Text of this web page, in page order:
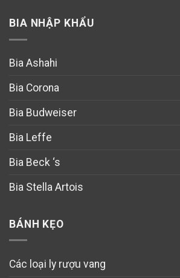
BIA NHẬP KHẨU
Bia Ashahi
Bia Corona
Bia Budweiser
Bia Leffe
Bia Beck ‘s
Bia Stella Artois
BÁNH KẸO
Các loại ly rượu vang